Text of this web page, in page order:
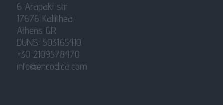
6 Arapaki str
17676 Kallithea
Athens GR
DUNS: 503165410
+30 2109578470
info@encodica.com